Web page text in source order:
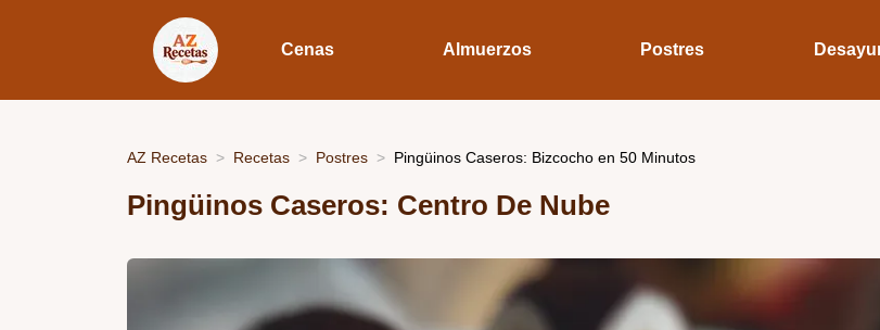
Cenas Almuerzos Postres
AZ Recetas Recetas Postres Pingüinos Caseros: Bizcocho en 50 Minutos
Pingüinos Caseros: Centro De Nube